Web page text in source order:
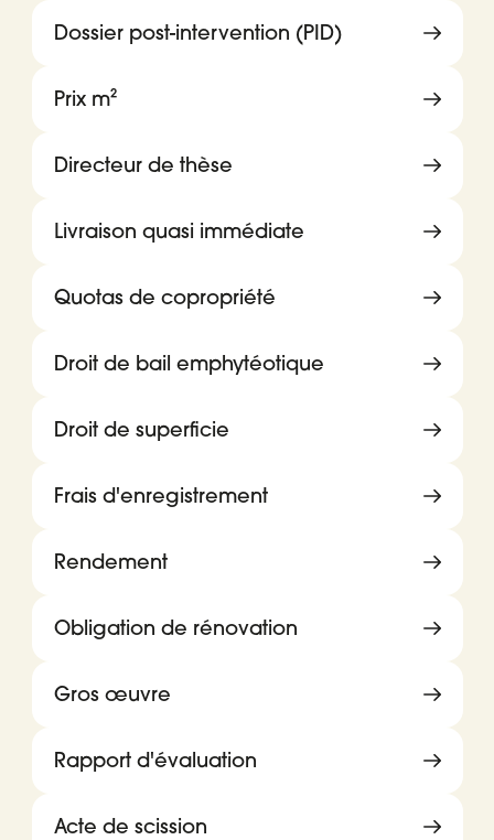
Dossier post-intervention (PID)
Prix m²
Directeur de thèse
Livraison quasi immédiate
Quotas de copropriété
Droit de bail emphytéotique
Droit de superficie
Frais d'enregistrement
Rendement
Obligation de rénovation
Gros œuvre
Rapport d'évaluation
Acte de scission